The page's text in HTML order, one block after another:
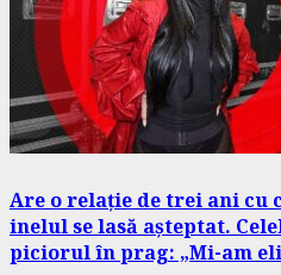
Are o relație de trei ani cu
inelul se lasă așteptat.
piciorul în prag: „Mi-am